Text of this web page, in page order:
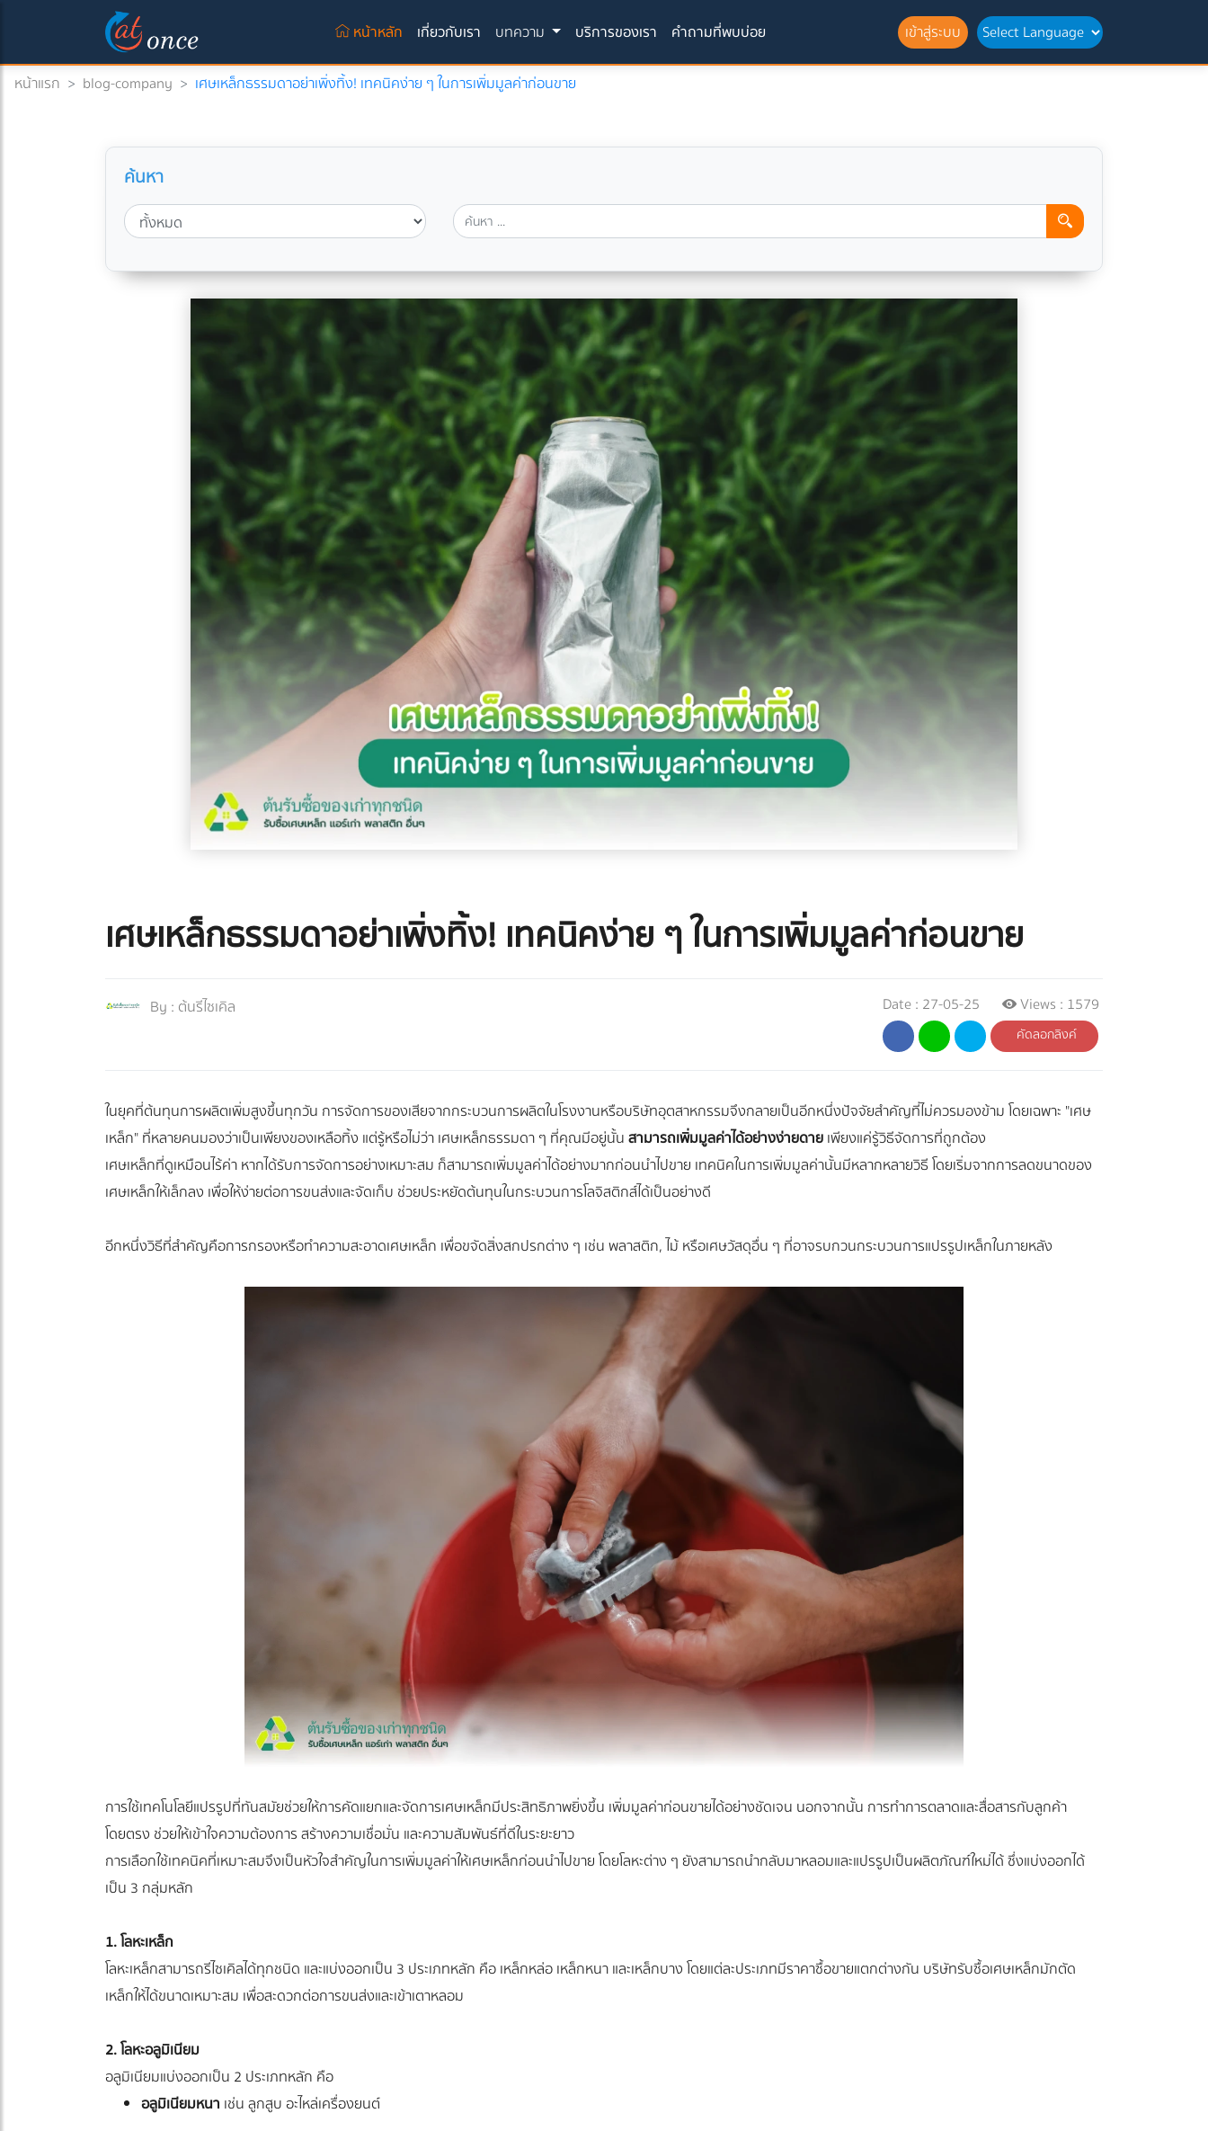
หน้าหลัก (current)
เกี่ยวกับเรา บทความ บริการของเรา คำถามที่พบบ่อย เข้าสู่ระบบ
หน้าแรก > blog-company > เศษเหล็กธรรมดาอย่าเพิ่งทิ้ง! เทคนิคง่าย ๆ ในการเพิ่มมูลค่าก่อนขาย
ค้นหา
เศษเหล็กธรรมดาอย่าเพิ่งทิ้ง! เทคนิคง่าย ๆ ในการเพิ่มมูลค่าก่อนขาย
By : ต้นรีไซเคิล Date : 27-05-25 Views : 1579
คัดลอกลิงค์
ในยุคที่ต้นทุนการผลิตเพิ่มสูงขึ้นทุกวัน การจัดการของเสียจากกระบวนการผลิตในโรงงานหรือบริษัทอุตสาหกรรมจึงกลายเป็นอีกหนึ่งปัจจัยสำคัญที่ไม่ควรมองข้าม โดยเฉพาะ "เศษ
เหล็ก" ที่หลายคนมองว่าเป็นเพียงของเหลือทิ้ง แต่รู้หรือไม่ว่า เศษเหล็กธรรมดา ๆ ที่คุณมีอยู่นั้นสามารถเพิ่มมูลค่าได้อย่างง่ายดายเพียงแค่รู้วิธีจัดการที่ถูกต้อง
เศษเหล็กที่ดูเหมือนไร้ค่า หากได้รับการจัดการอย่างเหมาะสม ก็สามารถเพิ่มมูลค่าได้อย่างมากก่อนนำไปขาย เทคนิคในการเพิ่มมูลค่านั้นมีหลากหลายวิธี โดยเริ่มจากการลดขนาดของ
เศษเหล็กให้เล็กลง เพื่อให้ง่ายต่อการขนส่งและจัดเก็บ ช่วยประหยัดต้นทุนในกระบวนการโลจิสติกส์ได้เป็นอย่างดี
อีกหนึ่งวิธีที่สำคัญคือการกรองหรือทำความสะอาดเศษเหล็ก เพื่อขจัดสิ่งสกปรกต่าง ๆ เช่น พลาสติก, ไม้ หรือเศษวัสดุอื่น ๆ ที่อาจรบกวนกระบวนการแปรรูปเหล็กในภายหลัง
การใช้เทคโนโลยีแปรรูปที่ทันสมัยช่วยให้การคัดแยกและจัดการเศษเหล็กมีประสิทธิภาพยิ่งขึ้น เพิ่มมูลค่าก่อนขายได้อย่างชัดเจน นอกจากนั้น การทำการตลาดและสื่อสารกับลูกค้า
โดยตรง ช่วยให้เข้าใจความต้องการ สร้างความเชื่อมั่น และความสัมพันธ์ที่ดีในระยะยาว
การเลือกใช้เทคนิคที่เหมาะสมจึงเป็นหัวใจสำคัญในการเพิ่มมูลค่าให้เศษเหล็กก่อนนำไปขาย โดยโลหะต่าง ๆ ยังสามารถนำกลับมาหลอมและแปรรูปเป็นผลิตภัณฑ์ใหม่ได้ ซึ่งแบ่งออกได้
เป็น 3 กลุ่มหลัก
1. โลหะเหล็ก
โลหะเหล็กสามารถรีไซเคิลได้ทุกชนิด และแบ่งออกเป็น 3 ประเภทหลัก คือ เหล็กหล่อ เหล็กหนา และเหล็กบาง โดยแต่ละประเภทมีราคาซื้อขายแตกต่างกัน บริษัทรับซื้อเศษเหล็กมักตัด
เหล็กให้ได้ขนาดเหมาะสม เพื่อสะดวกต่อการขนส่งและเข้าเตาหลอม
2. โลหะอลูมิเนียม
อลูมิเนียมแบ่งออกเป็น 2 ประเภทหลัก คือ
อลูมิเนียมหนา เช่น ลูกสูบ อะไหล่เครื่องยนต์